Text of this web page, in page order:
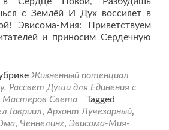
с Землёй И Дух воссияет в
Эвисома-Мия: Приветствуем
и приносим Сердечную
Жизненный потенциал
Рассвет Души для Единения с
Мастеров Света
Tagged
Гавриил,Архонт Лучезарный,
, Ченнелинг, Эвисома-Мия-